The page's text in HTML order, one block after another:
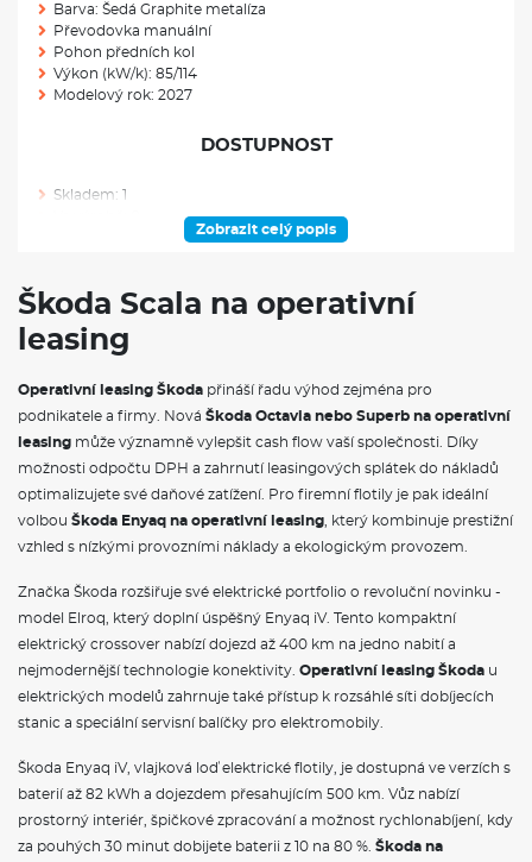
Barva: Šedá Graphite metalíza
Převodovka manuální
Pohon předních kol
Výkon (kW/k): 85/114
Modelový rok: 2027
DOSTUPNOST
Skladem: 1
2× USB-C vpředu a 2× USB-C vzadu (nabíjecí výkon až 45 W)
8 reproduktorů
Dvouzónová klimatizace Climatronic
Bezdrátový SmartLink
VÝBAVA VE VÝBAVA STUPNI
Rozpoznávání dopravních značek
Cargo elementy
Kryt zavazadlového prostoru se sítí na zavazadla
Schránka před spolujezdcem
Černé lesklé orámování v interiéru
Síťový program
Šedý strop
Kožená hlavice řadicí páky a madlo ruční brzdy
Schránka na brýle
Konvexní vnější zpětné zrcátko u spolujezdce
Konvexní vnější zpětné zrcátko u řidiče
Vnější zpětná zrcátka lakovaná v barvě karoserie
Mřížka chladiče s chromovanou lištou
Zobrazit celý popis
Škoda Scala na operativní
leasing
Operativní leasing Škoda přináší řadu výhod zejména pro
podnikatele a firmy. Nová Škoda Octavia nebo Superb na operativní
leasing může významně vylepšit cash flow vaší společnosti. Díky
možnosti odpočtu DPH a zahrnutí leasingových splátek do nákladů
optimalizujete své daňové zatížení. Pro firemní flotily je pak ideální
volbou Škoda Enyaq na operativní leasing , který kombinuje prestižní
vzhled s nízkými provozními náklady a ekologickým provozem.
Značka Škoda rozšiřuje své elektrické portfolio o revoluční novinku -
model Elroq, který doplní úspěšný Enyaq iV. Tento kompaktní
elektrický crossover nabízí dojezd až 400 km na jedno nabití a
nejmodernější technologie konektivity. Operativní leasing Škoda u
elektrických modelů zahrnuje také přístup k rozsáhlé síti dobíjecích
stanic a speciální servisní balíčky pro elektromobily.
Škoda Enyaq iV, vlajková loď elektrické flotily, je dostupná ve verzích s
baterií až 82 kWh a dojezdem přesahujícím 500 km. Vůz nabízí
prostorný interiér, špičkové zpracování a možnost rychlonabíjení, kdy
za pouhých 30 minut dobijete baterii z 10 na 80 %. Škoda na